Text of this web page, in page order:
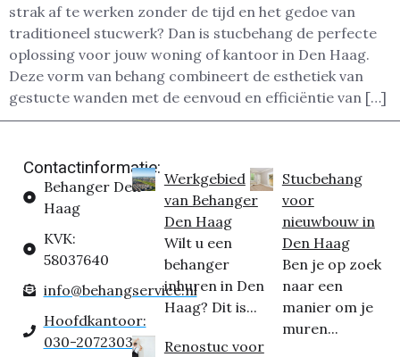
strak af te werken zonder de tijd en het gedoe van
traditioneel stucwerk? Dan is stucbehang de perfecte
oplossing voor jouw woning of kantoor in Den Haag.
Deze vorm van behang combineert de esthetiek van
gestucte wanden met de eenvoud en efficiëntie van […]
Contactinformatie:
Behanger Den
Haag
KVK:
58037640
info@behangservice.nl
Hoofdkantoor:
030-2072303
Werkgebied
van Behanger
Den Haag
Wilt u een
behanger
inhuren in Den
Haag? Dit is...
Renostuc voor
Stucbehang
voor
nieuwbouw in
Den Haag
Ben je op zoek
naar een
manier om je
muren...